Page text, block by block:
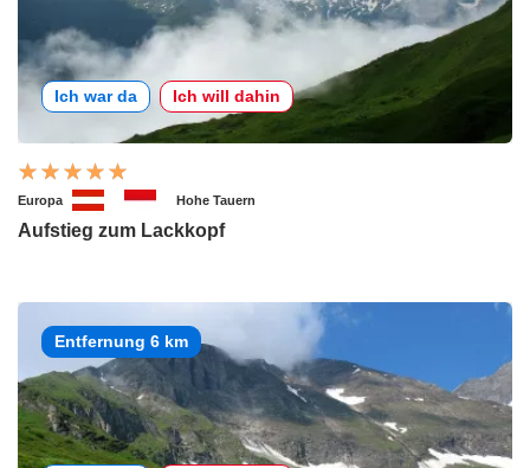
Ich war da Ich will dahin
Europa Hohe Tauern
Aufstieg zum Lackkopf
Entfernung 6 km